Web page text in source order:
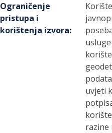
Ograničenje
pristupa i
korištenja izvora:
uvjeti
razine